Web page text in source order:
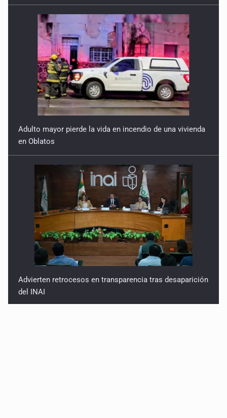
Adulto mayor pierde la vida en incendio de una vivienda
en Oblatos
Advierten retrocesos en transparencia tras desaparición
del INAI